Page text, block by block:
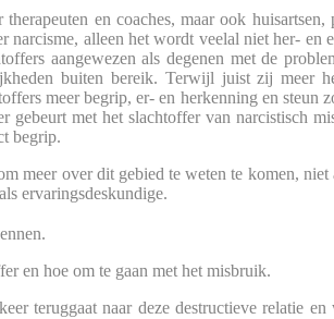
en coaches, maar ook huisartsen,
narcisme, alleen het wordt veelal niet her- en
aangewezen als degenen met de
buiten bereik. Terwijl juist zij meer
meer begrip, er- en herkenning en steun
gebeurt met het slachtoffer van narcistisch
begrip.
meer over dit gebied te weten te komen, niet
ervaringsdeskundige.
en hoe om te gaan met het misbruik.
teruggaat naar deze destructieve relatie en